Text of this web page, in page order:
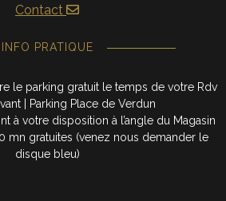
Contact
INFO PRATIQUE
le parking gratuit le temps de votre Rdv
| Parking Place de Verdun
à votre disposition à l’angle du Magasin
mn gratuites (venez nous demander le
disque bleu)